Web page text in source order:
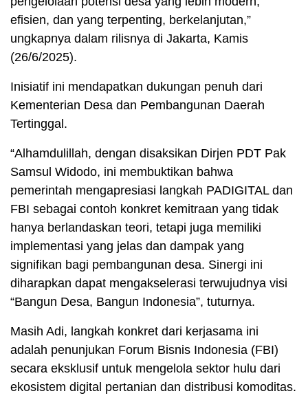
efisien, dan yang terpenting, berkelanjutan,”
ungkapnya dalam rilisnya di Jakarta, Kamis
(26/6/2025).
Inisiatif ini mendapatkan dukungan penuh dari
Kementerian Desa dan Pembangunan Daerah
Tertinggal.
“Alhamdulillah, dengan disaksikan Dirjen PDT Pak
Samsul Widodo, ini membuktikan bahwa
pemerintah mengapresiasi langkah PADIGITAL dan
FBI sebagai contoh konkret kemitraan yang tidak
hanya berlandaskan teori, tetapi juga memiliki
implementasi yang jelas dan dampak yang
signifikan bagi pembangunan desa. Sinergi ini
diharapkan dapat mengakselerasi terwujudnya visi
“Bangun Desa, Bangun Indonesia”, tuturnya.
Masih Adi, langkah konkret dari kerjasama ini
adalah penunjukan Forum Bisnis Indonesia (FBI)
secara eksklusif untuk mengelola sektor hulu dari
ekosistem digital pertanian dan distribusi komoditas.